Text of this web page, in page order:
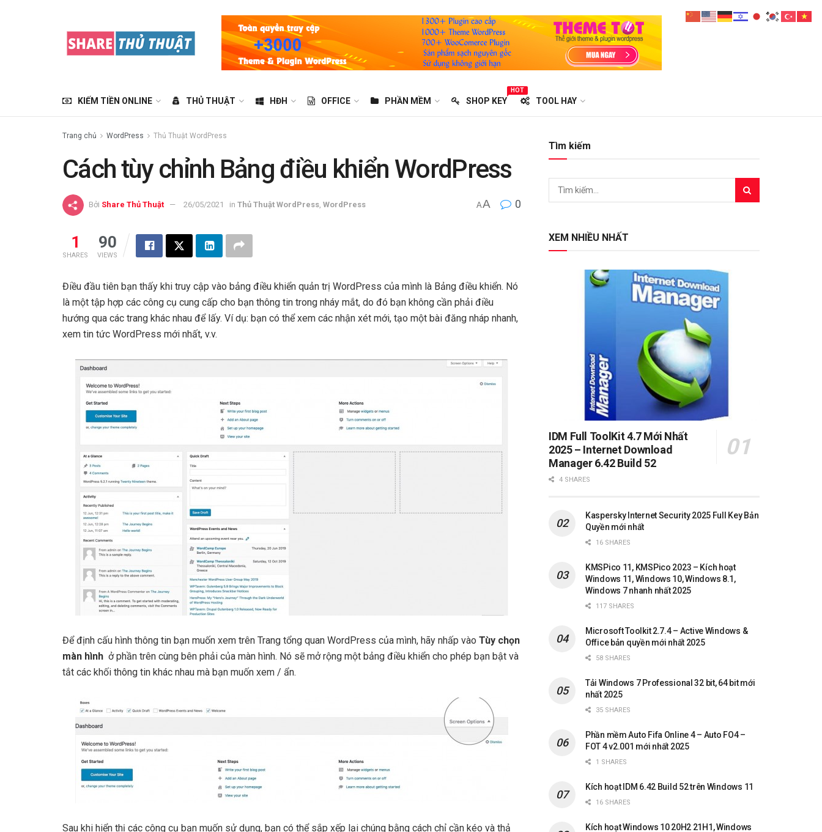
KIẾM TIỀN ONLINE THỦ THUẬT HĐH OFFICE PHẦN MỀM SHOP KEY
HOT
TOOL HAY
Trang chủ WordPress Thủ Thuật WordPress
Cách tùy chỉnh Bảng điều khiển WordPress
Bởi Share Thủ Thuật 26/05/2021 in Thủ Thuật WordPress WordPress AA 0
1
SHARES
90
VIEWS
Điều đầu tiên bạn thấy khi truy cập vào bảng điều khiển quản trị WordPress của mình là Bảng điều khiển. Nó
là một tập hợp các công cụ cung cấp cho bạn thông tin trong nháy mắt, do đó bạn không cần phải điều
hướng qua các trang khác nhau để lấy. Ví dụ: bạn có thể xem các nhận xét mới, tạo một bài đăng nháp nhanh,
xem tin tức WordPress mới nhất, v.v.
Để định cấu hình thông tin bạn muốn xem trên Trang tổng quan WordPress của mình, hãy nhấp vào Tùy chọn
màn hình ở phần trên cùng bên phải của màn hình. Nó sẽ mở rộng một bảng điều khiển cho phép bạn bật và
tắt các khối thông tin khác nhau mà bạn muốn xem / ẩn.
Sau khi hiển thị các công cụ bạn muốn sử dụng, bạn có thể sắp xếp lại chúng bằng cách chỉ cần kéo và thả
Tìm kiếm
XEM NHIỀU NHẤT
IDM Full ToolKit 4.7 Mới Nhất
2025 – Internet Download
Manager 6.42 Build 52
4 SHARES
Kaspersky Internet Security 2025 Full Key Bản
Quyền mới nhất
16 SHARES
KMSPico 11, KMSPico 2023 – Kích hoạt
Windows 11, Windows 10, Windows 8.1,
Windows 7 nhanh nhất 2025
117 SHARES
Microsoft Toolkit 2.7.4 – Active Windows &
Office bản quyền mới nhất 2025
58 SHARES
Tải Windows 7 Professional 32 bit, 64 bit mới
nhất 2025
35 SHARES
Phần mềm Auto Fifa Online 4 – Auto FO4 –
FOT 4 v2.001 mới nhất 2025
1 SHARES
Kích hoạt IDM 6.42 Build 52 trên Windows 11
16 SHARES
Kích hoạt Windows 10 20H2 21H1, Windows